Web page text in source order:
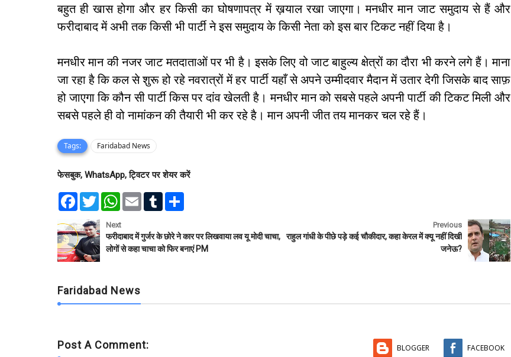
बहुत ही खास होगा और हर किसी का घोषणापत्र में ख़याल रखा जाएगा। मनधीर मान जाट समुदाय से हैं और
फरीदाबाद में अभी तक किसी भी पार्टी ने इस समुदाय के किसी नेता को इस बार टिकट नहीं दिया है।
मनधीर मान की नजर जाट मतदाताओं पर भी है। इसके लिए वो जाट बाहुल्य क्षेत्रों का दौरा भी करने लगे हैं। माना
जा रहा है कि कल से शुरू हो रहे नवरात्रों में हर पार्टी यहाँ से अपने उम्मीदवार मैदान में उतार देगी जिसके बाद साफ़
हो जाएगा कि कौन सी पार्टी किस पर दांव खेलती है। मनधीर मान को सबसे पहले अपनी पार्टी की टिकट मिली और
सबसे पहले ही वो नामांकन की तैयारी भी कर रहे है। मान अपनी जीत तय मानकर चल रहे हैं।
Tags: Faridabad News
फेसबुक, WhatsApp, ट्विटर पर शेयर करें
F
e
b
o
o
k
T
w
t
t
e
r
W
t
s
A
p
E
l
T
l
r
e
Next
फरीदाबाद में गुर्जर के छोरे ने कार पर लिखवाया लव यू मोदी चाचा,
लोगों से कहा चाचा को फिर बनाएं PM
Previous
राहुल गांधी के पीछे पड़े कई चौकीदार, कहा केरल में क्यू नहीं दिखी
जनेऊ?
Faridabad News
Post A Comment: BLOGGER FACEBOOK